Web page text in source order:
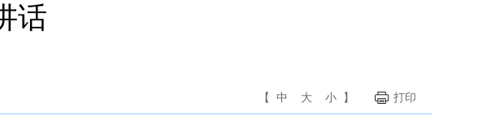
话
【 中 大 小 】 打印